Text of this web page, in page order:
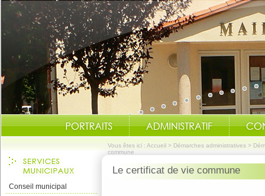
Vous êtes ici : Accueil > Démarches administratives >
commune
Conseil municipal
Le certificat de vie commune